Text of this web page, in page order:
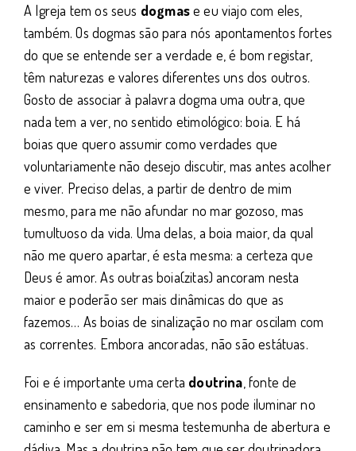
A Igreja tem os seus dogmase eu viajo com eles,
também. Os dogmas são para nós apontamentos fortes
do que se entende ser a verdade e, é bom registar,
têm naturezas e valores diferentes uns dos outros.
Gosto de associar à palavra dogma uma outra, que
nada tem a ver, no sentido etimológico: boia. E há
boias que quero assumir como verdades que
voluntariamente não desejo discutir, mas antes acolher
e viver. Preciso delas, a partir de dentro de mim
mesmo, para me não afundar no mar gozoso, mas
tumultuoso da vida. Uma delas, a boia maior, da qual
não me quero apartar, é esta mesma: a certeza que
Deus é amor. As outras boia(zitas) ancoram nesta
maior e poderão ser mais dinâmicas do que as
fazemos… As boias de sinalização no mar oscilam com
as correntes. Embora ancoradas, não são estátuas.
Foi e é importante uma certa doutrina , fonte de
ensinamento e sabedoria, que nos pode iluminar no
caminho e ser em si mesma testemunha de abertura e